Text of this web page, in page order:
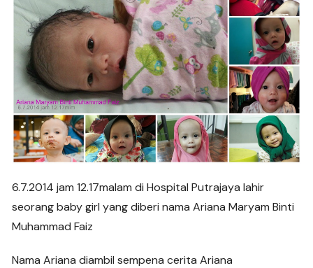
6.7.2014 jam 12.17malam di Hospital Putrajaya lahir
seorang baby girl yang diberi nama Ariana Maryam Binti
Muhammad Faiz
Nama Ariana diambil sempena cerita Ariana